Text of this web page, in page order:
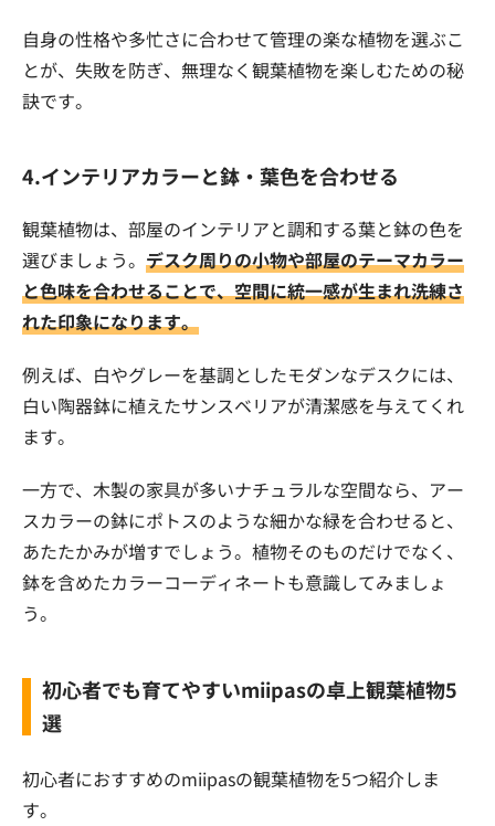
自身の性格や多忙さに合わせて管理の楽な植物を選ぶこ
とが、失敗を防ぎ、無理なく観葉植物を楽しむための秘
訣です。
4.インテリアカラーと鉢・葉色を合わせる
観葉植物は、部屋のインテリアと調和する葉と鉢の色を
選びましょう。 デスク周りの小物や部屋のテーマカラー
と色味を合わせることで、空間に統一感が生まれ洗練さ
れた印象になります。
例えば、白やグレーを基調としたモダンなデスクには、
白い陶器鉢に植えたサンスベリアが清潔感を与えてくれ
ます。
一方で、木製の家具が多いナチュラルな空間なら、アー
スカラーの鉢にポトスのような細かな緑を合わせると、
あたたかみが増すでしょう。植物そのものだけでなく、
鉢を含めたカラーコーディネートも意識してみましょ
う。
初心者でも育てやすいmiipasの卓上観葉植物5
選
初心者におすすめのmiipasの観葉植物を5つ紹介しま
す。